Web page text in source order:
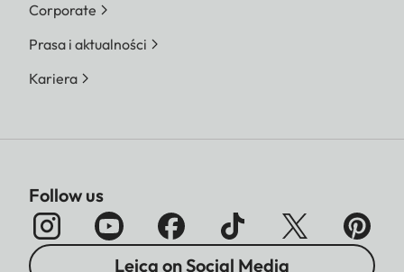
Corporate
Prasa i aktualności
Kariera
Follow us
Leica on Social Media